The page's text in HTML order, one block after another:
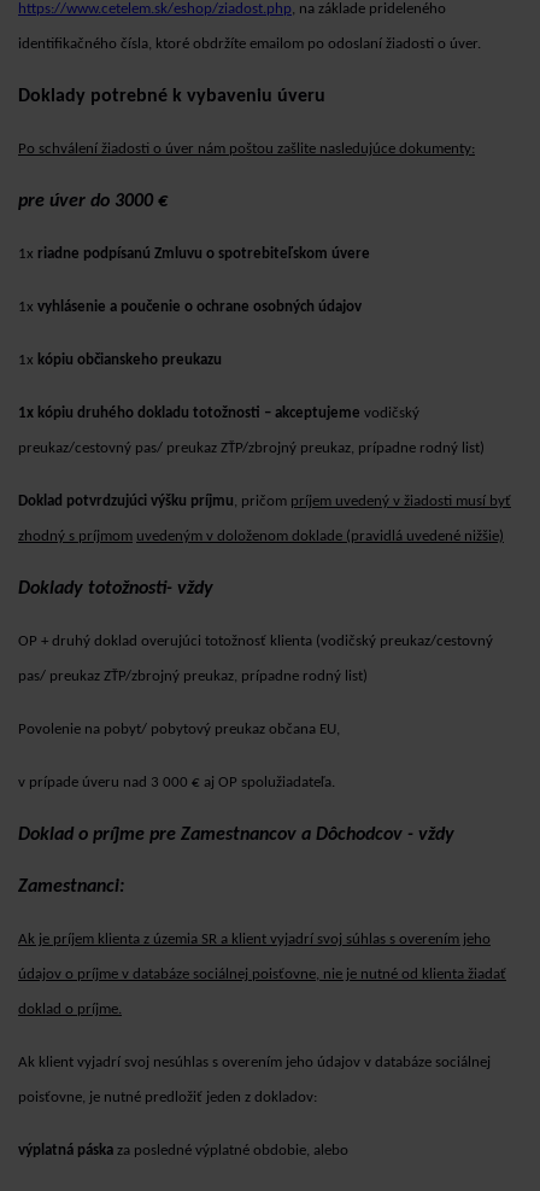
https://www.cetelem.sk/eshop/ziadost.php, na základe prideleného
identifikačného čísla, ktoré obdržíte emailom po odoslaní žiadosti o úver.
Doklady potrebné k vybaveniu úveru
Po schválení žiadosti o úver nám poštou zašlite nasledujúce dokumenty:
pre úver do 3000 €
1x riadne podpísanú Zmluvu o spotrebiteľskom úvere
1x vyhlásenie a poučenie o ochrane osobných údajov
1x kópiu občianskeho preukazu
1x kópiu druhého dokladu totožnosti – akceptujeme vodičský
preukaz/cestovný pas/ preukaz ZŤP/zbrojný preukaz, prípadne rodný list)
Doklad potvrdzujúci výšku príjmu, pričom príjem uvedený v žiadosti musí byť
zhodný s príjmom uvedeným v doloženom doklade (pravidlá uvedené nižšie)
Doklady totožnosti- vždy
OP + druhý doklad overujúci totožnosť klienta (vodičský preukaz/cestovný
pas/ preukaz ZŤP/zbrojný preukaz, prípadne rodný list)
Povolenie na pobyt/ pobytový preukaz občana EU,
v prípade úveru nad 3 000 € aj OP spolužiadateľa.
Doklad o príjme pre Zamestnancov a Dôchodcov - vždy
Zamestnanci:
Ak je príjem klienta z územia SR a klient vyjadrí svoj súhlas s overením jeho
údajov o príjme v databáze sociálnej poisťovne, nie je nutné od klienta žiadať
doklad o príjme.
Ak klient vyjadrí svoj nesúhlas s overením jeho údajov v databáze sociálnej
poisťovne, je nutné predložiť jeden z dokladov:
výplatná páska za posledné výplatné obdobie, alebo